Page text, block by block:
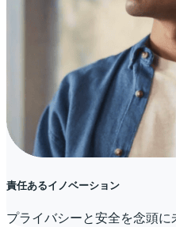
責任あるイノベーション
プライバシーと安全を念頭